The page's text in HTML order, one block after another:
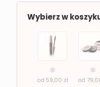
powiek
Revers
Wybierz w
od 59,00 zł od